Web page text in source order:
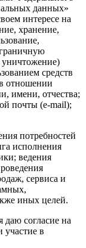
данных»
интересе на
хранение,
уничтожение)
средств
отношении
имени, отчества;
почты (e-mail);
потребностей
исполнения
ведения
сервиса и
иных целей.
даю согласие на
в